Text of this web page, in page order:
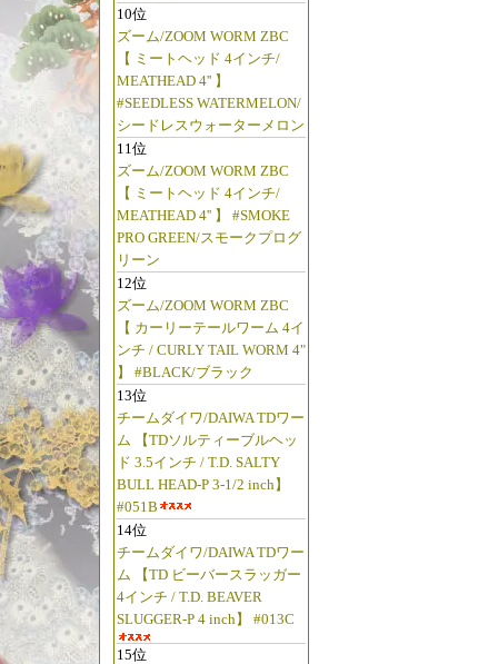
10位
ズーム/ZOOM WORM ZBC
【 ミートヘッド 4インチ/
MEATHEAD 4'' 】
#SEEDLESS WATERMELON/
シードレスウォーターメロン
11位
ズーム/ZOOM WORM ZBC
【 ミートヘッド 4インチ/
MEATHEAD 4'' 】 #SMOKE
PRO GREEN/スモークプログ
リーン
12位
ズーム/ZOOM WORM ZBC
【 カーリーテールワーム 4イ
ンチ / CURLY TAIL WORM 4"
】 #BLACK/ブラック
13位
チームダイワ/DAIWA TDワー
ム 【TDソルティーブルヘッ
ド 3.5インチ / T.D. SALTY
BULL HEAD-P 3-1/2 inch】
#051B
14位
チームダイワ/DAIWA TDワー
ム 【TD ビーバースラッガー
4インチ / T.D. BEAVER
SLUGGER-P 4 inch】 #013C
15位